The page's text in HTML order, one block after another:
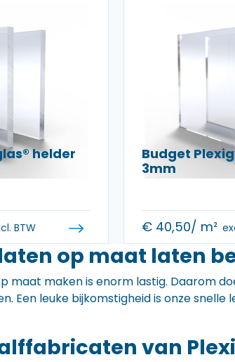
helder
BTW
Budget
3mm
€ 40,50/ m²
op maat laten
maat maken is enorm lastig. Daarom
Een leuke bijkomstigheid is onze
van